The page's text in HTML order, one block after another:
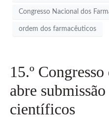
Congresso Nacional dos
ordem dos farmacêuticos
15.º
abre
científicos